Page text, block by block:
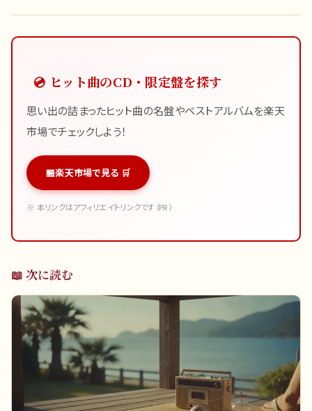
💿 ヒット曲のCD・限定盤を探す
思い出の詰まったヒット曲の名盤やベストアルバムを楽天
市場でチェックしよう！
楽天市場で見る 🛒
※ 本リンクはアフィリエイトリンクです（PR）
📖 次に読む